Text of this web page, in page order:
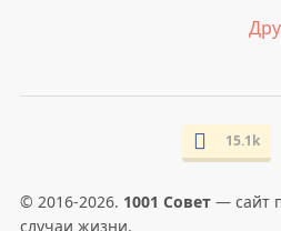
15.1k
© 2016-2026. 1001 Совет— сайт
случаи жизни.